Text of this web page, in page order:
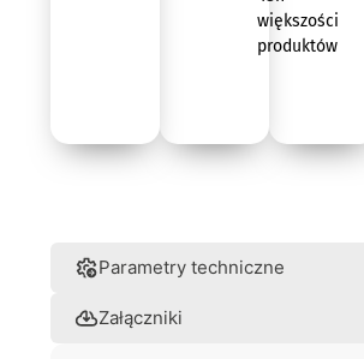
większości
produktów
Parametry techniczne
Załączniki